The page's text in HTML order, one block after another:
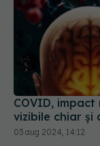
COVID,
vizibile chiar și
03 aug 2024, 14:12